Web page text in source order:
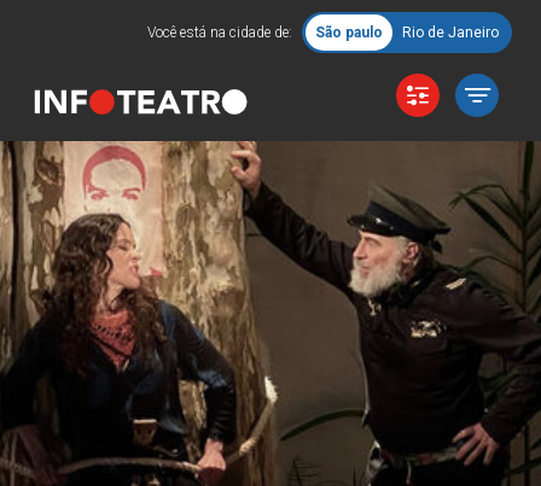
Você está na cidade de: São paulo Rio de Janeiro